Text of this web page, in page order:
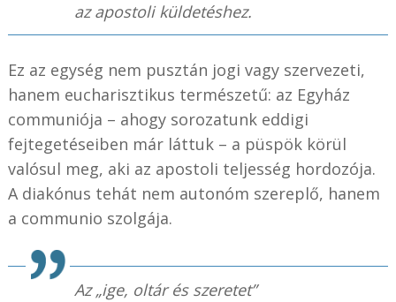
az apostoli küldetéshez.
Ez az egység nem pusztán jogi vagy szervezeti,
hanem eucharisztikus természetű: az Egyház
communiója – ahogy sorozatunk eddigi
fejtegetéseiben már láttuk – a püspök körül
valósul meg, aki az apostoli teljesség hordozója.
A diakónus tehát nem autonóm szereplő, hanem
a communio szolgája.
Az „ige, oltár és szeretet”